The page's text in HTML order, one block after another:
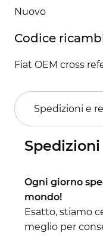
Nuovo
Codice
Fiat OEM cross
Spedizioni e
Ogni giorno
mondo!
Esatto, stiamo
meglio per